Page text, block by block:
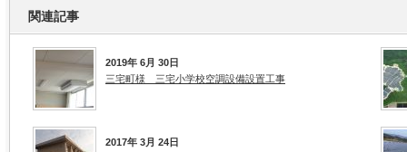
関連記事
2019年 6月 30日
三宅町様 三宅小学校空調設備設置工事
2017年 3月 24日